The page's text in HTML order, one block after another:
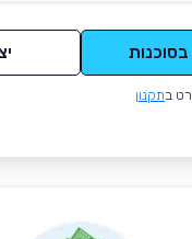
בתקנון